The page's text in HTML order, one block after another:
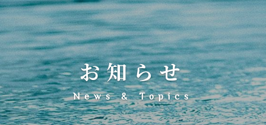
お知らせ
News & Topics